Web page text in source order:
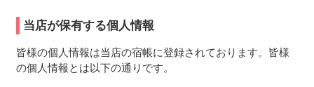
当店が保有する個人情報
皆様の個人情報は当店の宿帳に登録されております。皆様
の個人情報とは以下の通りです。